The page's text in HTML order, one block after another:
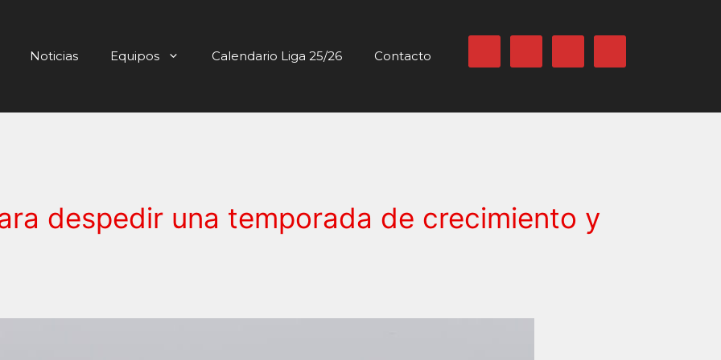
Noticias Equipos Calendario Liga 25/26 Contacto
despedir una temporada de crecimiento y